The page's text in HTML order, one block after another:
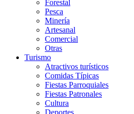
Forestal
Pesca
Minería
Artesanal
Comercial
Otras
Turismo
Atractivos turísticos
Comidas Típicas
Fiestas Parroquiales
Fiestas Patronales
Cultura
Deportes